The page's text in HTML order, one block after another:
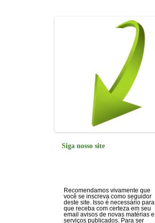
Siga nosso site
Recomendamos vivamente que
você se inscreva como seguidor
deste site. Isso é necessário para
que receba com certeza em seu
email avisos de novas matérias e
serviços publicados. Para ser